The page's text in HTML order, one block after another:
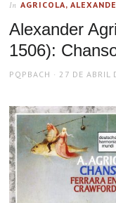
In AGRICOLA,
Alexander
1506):
AUTHOR
PQPBACH
POSTED
27 DE ABRIL